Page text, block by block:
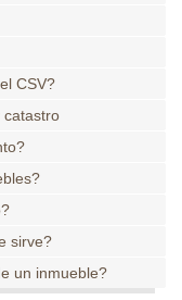
CSV?
catastro
sirve?
un inmueble?